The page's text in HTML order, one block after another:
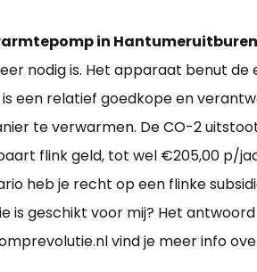
in Hantumeruitburen
nodig is. Het apparaat benut de
een relatief goedkope en
te verwarmen. De CO-2
flink geld, tot wel €205,00 p/
heb je recht op een flinke
is geschikt voor mij? Het
vind je meer info